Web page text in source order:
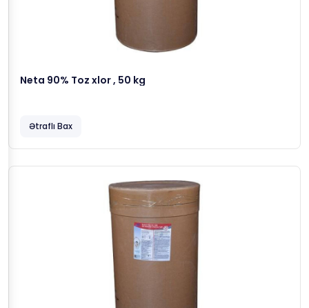
Neta 90% Toz xlor , 50 kg
Ətraflı Bax